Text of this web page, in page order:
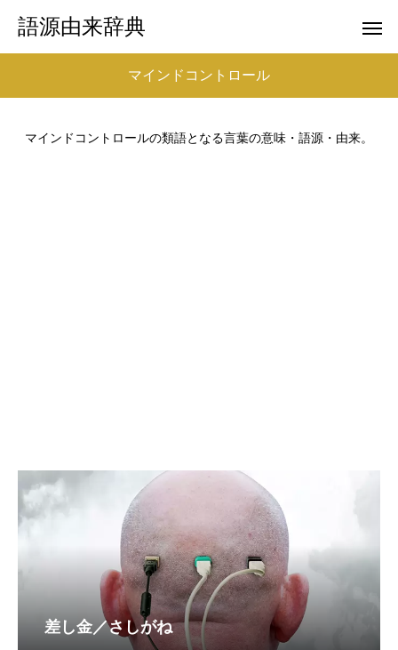
語源由来辞典
マインドコントロール
マインドコントロールの類語となる言葉の意味・語源・由来。
差し金／さしがね